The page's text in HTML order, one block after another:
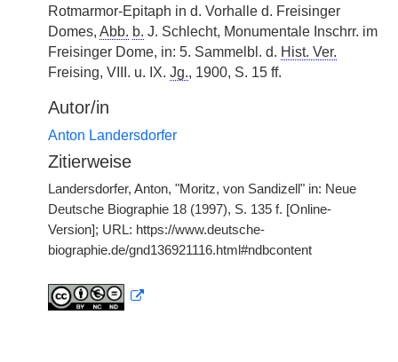
Rotmarmor-Epitaph in d. Vorhalle d. Freisinger
Domes, Abb. b. J. Schlecht, Monumentale Inschrr. im
Freisinger Dome, in: 5. Sammelbl. d. Hist. Ver.
Freising, VIII. u. IX. Jg., 1900, S. 15 ff.
Autor/in
Anton Landersdorfer
Zitierweise
Landersdorfer, Anton, "Moritz, von Sandizell" in: Neue
Deutsche Biographie 18 (1997), S. 135 f. [Online-
Version]; URL: https://www.deutsche-
biographie.de/gnd136921116.html#ndbcontent